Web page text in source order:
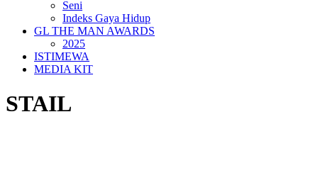
Seni
Indeks Gaya Hidup
GL THE MAN AWARDS
2025
ISTIMEWA
MEDIA KIT
STAIL